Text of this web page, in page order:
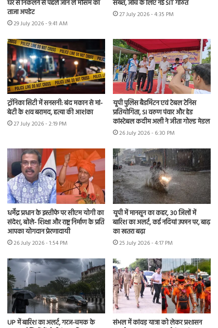
घर से निकलने से पहले जान लें मौसम का
ताजा अपडेट
29 July 2026 - 9:41 AM
सख्त, जांच के लिए नई SIT गठित
27 July 2026 - 4:35 PM
ट्रॉनिका सिटी में सनसनी: बंद मकान से मां-
बेटी के शव बरामद, हत्या की आशंका
27 July 2026 - 2:19 PM
यूपी पुलिस बैडमिंटन एवं टेबल टेनिस
प्रतियोगिता, SI वरुण पंवार और हेड
कांस्टेबल कदीम अली ने जीता गोल्ड मेडल
26 July 2026 - 6:30 PM
धर्मेंद्र प्रधान के इस्तीफे पर सीएम योगी का
संदेश, बोले- शिक्षा और राष्ट्र निर्माण के प्रति
आपका योगदान प्रेरणादायी
26 July 2026 - 1:54 PM
यूपी में मानसून का कहर, 30 जिलों में
बारिश का अलर्ट, कई नदियां उफान पर, बाढ़
का खतरा बढ़ा
25 July 2026 - 4:17 PM
UP में बारिश का अलर्ट, गरज-चमक के
संभल में कांवड़ यात्रा को लेकर प्रशासन